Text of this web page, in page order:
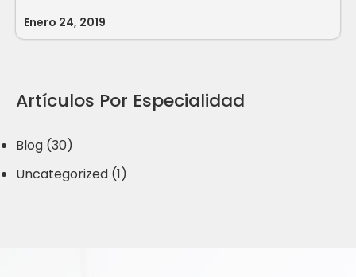
Enero 24, 2019
Artículos Por Especialidad
Blog (30)
Uncategorized (1)